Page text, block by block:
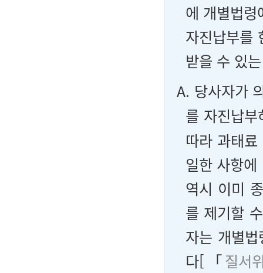
에 개별법
자진납부를
받을 수 있
A. 당사자가
를 자진납
따라 과태
일한 사항
역시 이미
를 제기할
자는 개별
다[「질서